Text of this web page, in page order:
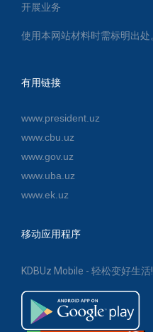
开展业务
使用本网站材料时需标明出处
有用链接
www.president.uz
www.cbu.uz
www.gov.uz
www.uba.uz
www.ek.uz
移动应用程序
KDBUz Mobile - 轻松变好生活!